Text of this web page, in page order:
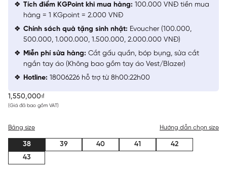
1,550,000₫
(Giá đã bao gồm VAT)
Bảng size Hướng dẫn chọn size
38 39 40 41
42
43
Tích điểm KGPoint khi mua hàng: 100.000 VNĐ tiền mua
hàng = 1 KGpoint = 2.000 VNĐ
Chính sách quà tặng sinh nhật: Evoucher (100.000,
500.000, 1.000.000, 1.500.000, 2.000.000 VNĐ)
Miễn phí sửa hàng: Cắt gấu quần, bóp bụng, sửa cắt
ngắn tay áo (Không bao gồm tay áo Vest/Blazer)
Hotline: 18006226 hỗ trợ từ 8h00:22h00